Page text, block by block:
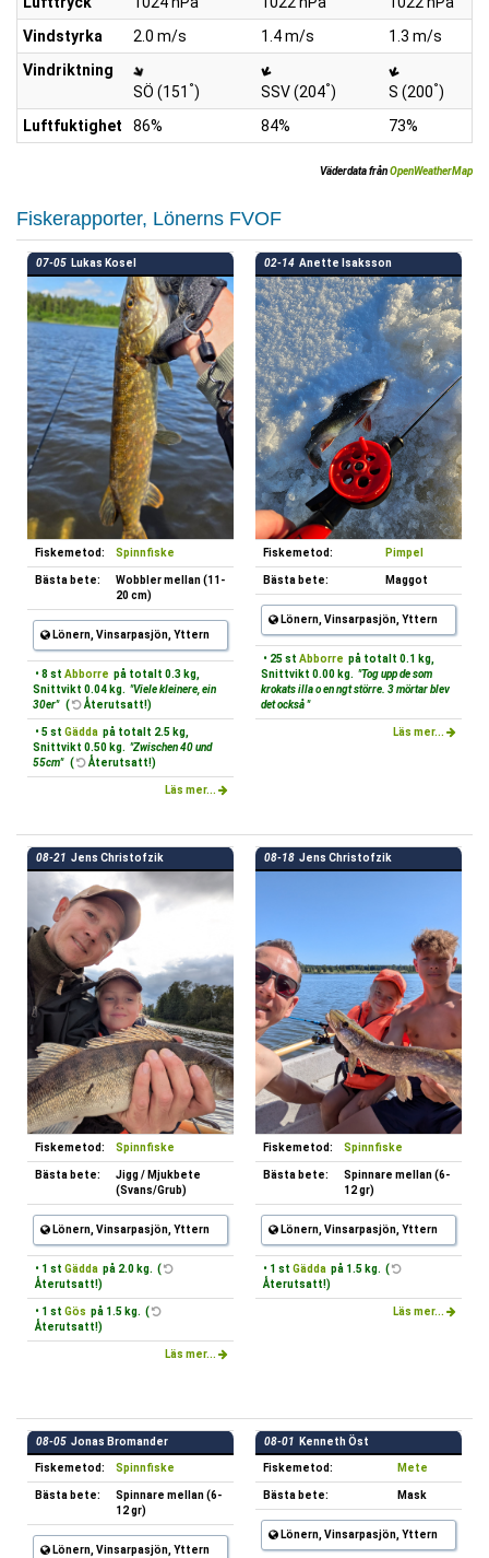
Vindstyrka
2.0 m/s 1.4 m/s
1.3 m/s
Vindriktning
SÖ (151 °) SSV (204°) S (200°)
Luftfuktighet
86% 84% 73%
Väderdata frånOpenWeatherMap
Fiskerapporter, Lönerns FVOF
07-05 Lukas Kosel
Fiskemetod: Spinnfiske
Bästa bete:
Wobbler mellan (11-
20 cm)
Lönern, Vinsarpasjön, Yttern
• 8 st Abborre på totalt 0.3 kg,
Snittvikt 0.04 kg. "Viele kleinere, ein
30er" ( Återutsatt!)
• 5 st Gädda på totalt 2.5 kg,
Snittvikt 0.50 kg. "Zwischen 40 und
55cm" ( Återutsatt!)
Läs mer...
02-14 Anette Isaksson
Fiskemetod: Pimpel
Bästa bete: Maggot
Lönern, Vinsarpasjön, Yttern
• 25 st Abborre på totalt 0.1 kg,
Snittvikt 0.00 kg. "Tog upp de som
krokats illa o en ngt större. 3 mörtar blev
det också "
Läs mer...
08-21 Jens Christofzik
Fiskemetod: Spinnfiske
Bästa bete:
Jigg / Mjukbete
(Svans/Grub)
Lönern, Vinsarpasjön, Yttern
• 1 st Gädda på 2.0 kg. (
Återutsatt!)
• 1 st Gös på 1.5 kg. (
Återutsatt!)
Läs mer...
08-18 Jens Christofzik
Fiskemetod: Spinnfiske
Bästa bete:
Spinnare mellan (6-
12 gr)
Lönern, Vinsarpasjön, Yttern
• 1 st Gädda på 1.5 kg. (
Återutsatt!)
Läs mer...
08-05 Jonas Bromander
Fiskemetod: Spinnfiske
Bästa bete:
Spinnare mellan (6-
12 gr)
Lönern, Vinsarpasjön, Yttern
08-01 Kenneth Öst
Fiskemetod: Mete
Bästa bete: Mask
Lönern, Vinsarpasjön, Yttern